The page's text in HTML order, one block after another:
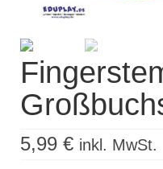
5,99 € inkl. MwSt.